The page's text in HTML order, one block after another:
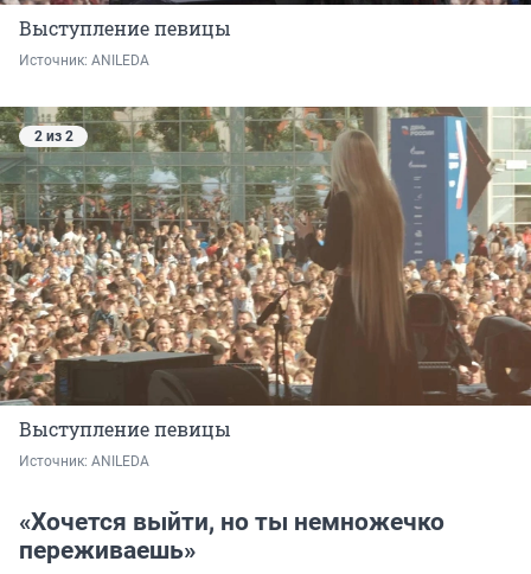
Выступление певицы
Источник: ANILEDA
2 из 2
Выступление певицы
Источник: ANILEDA
«Хочется выйти, но ты немножечко
переживаешь»